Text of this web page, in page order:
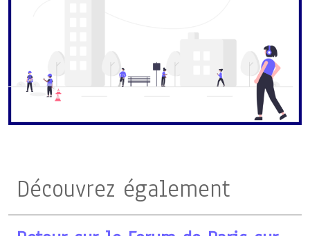
Découvrez également